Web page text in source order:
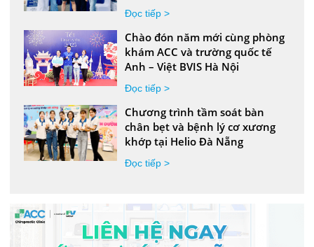
Đọc tiếp >
Chào đón năm mới cùng phòng
khám ACC và trường quốc tế
Anh – Việt BVIS Hà Nội
Đọc tiếp >
Chương trình tầm soát bàn
chân bẹt và bệnh lý cơ xương
khớp tại Helio Đà Nẵng
Đọc tiếp >